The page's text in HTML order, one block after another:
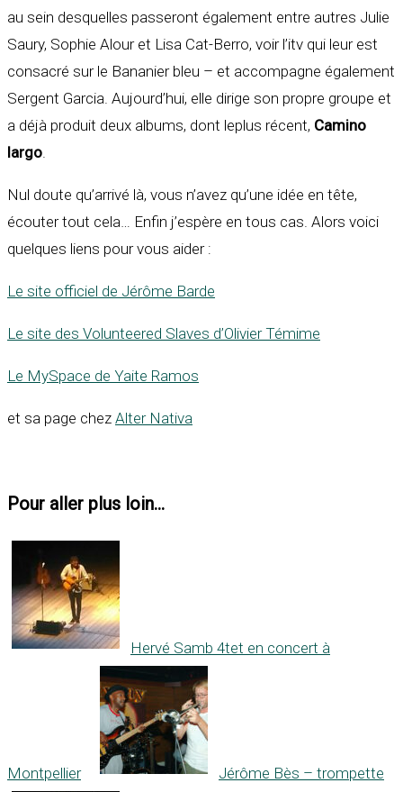
au sein desquelles passeront également entre autres Julie
Saury, Sophie Alour et Lisa Cat-Berro, voir l’itv qui leur est
consacré sur le Bananier bleu – et accompagne également
Sergent Garcia. Aujourd’hui, elle dirige son propre groupe et
a déjà produit deux albums, dont leplus récent, Camino
largo
Nul doute qu’arrivé là, vous n’avez qu’une idée en tête,
écouter tout cela… Enfin j’espère en tous cas. Alors voici
quelques liens pour vous aider :
Le site officiel de Jérôme Barde
Le site des Volunteered Slaves d’Olivier Témime
Le MySpace de Yaite Ramos
et sa page chez Alter Nativa
Pour aller plus loin...
Hervé Samb 4tet en concert à
Montpellier Jérôme Bès – trompette